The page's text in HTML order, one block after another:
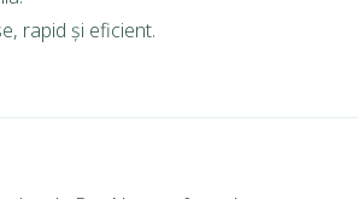
rapid și eficient.